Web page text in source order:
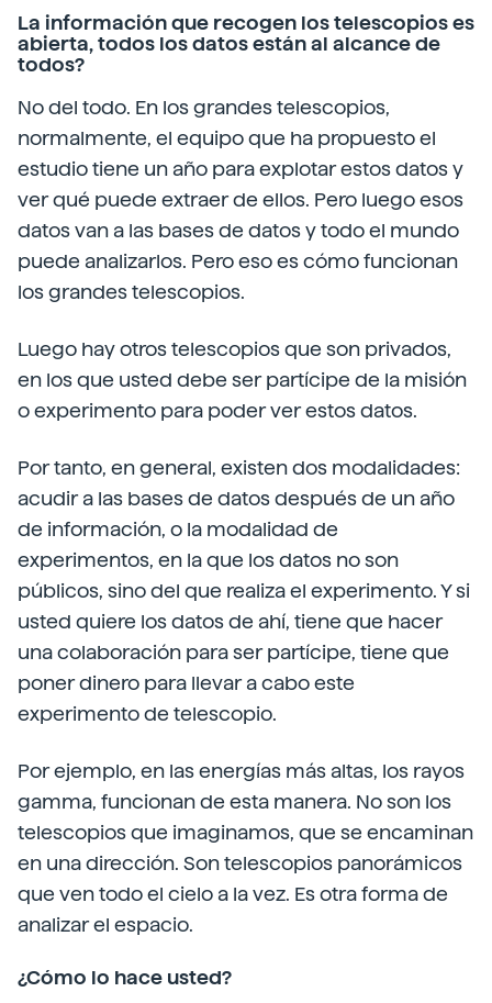
La información que recogen los telescopios es
abierta, todos los datos están al alcance de
todos?
No del todo. En los grandes telescopios,
normalmente, el equipo que ha propuesto el
estudio tiene un año para explotar estos datos y
ver qué puede extraer de ellos. Pero luego esos
datos van a las bases de datos y todo el mundo
puede analizarlos. Pero eso es cómo funcionan
los grandes telescopios.
Luego hay otros telescopios que son privados,
en los que usted debe ser partícipe de la misión
o experimento para poder ver estos datos.
Por tanto, en general, existen dos modalidades:
acudir a las bases de datos después de un año
de información, o la modalidad de
experimentos, en la que los datos no son
públicos, sino del que realiza el experimento. Y si
usted quiere los datos de ahí, tiene que hacer
una colaboración para ser partícipe, tiene que
poner dinero para llevar a cabo este
experimento de telescopio.
Por ejemplo, en las energías más altas, los rayos
gamma, funcionan de esta manera. No son los
telescopios que imaginamos, que se encaminan
en una dirección. Son telescopios panorámicos
que ven todo el cielo a la vez. Es otra forma de
analizar el espacio.
¿Cómo lo hace usted?